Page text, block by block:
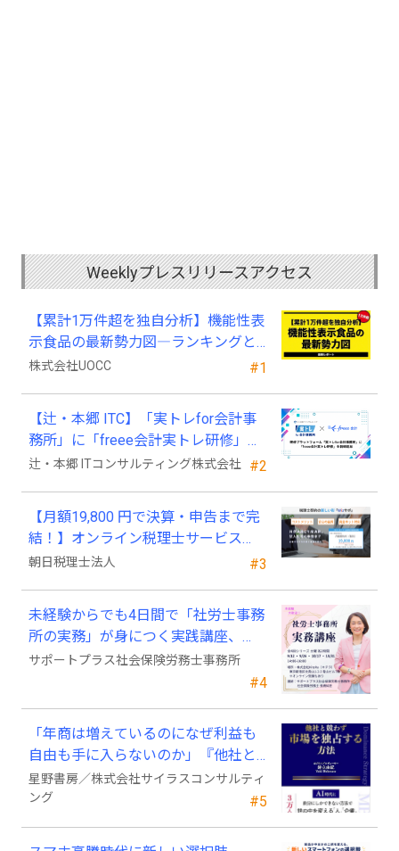
Weeklyプレスリリースアクセス
#1
【累計1万件超を独自分析】機能性表
示食品の最新勢力図―ランキングと
2025年4月以降の変化
株式会社UOCC
#2
【辻・本郷 ITC】「実トレfor会計事
務所」に「freee会計実トレ研修」を
新規追加
辻・本郷 ITコンサルティング株式会社
#3
【月額19,800 円で決算・申告まで完
結！】オンライン税理士サービス
「Wiz サポ」
朝日税理士法人
#4
未経験からでも4日間で「社労士事務
所の実務」が身につく実践講座、
2026年9月開講
サポートプラス社会保険労務士事務所
#5
「年商は増えているのになぜ利益も
自由も手に入らないのか」『他社と
競わず 市場を独占する方法』発売
星野書房／株式会社サイラスコンサルティ
ング